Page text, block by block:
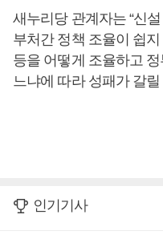
새누리당 관계자는 “신
부처간 정책 조율이 쉽
등을 어떻게 조율하고
느냐에 따라 성패가 갈
인기기사